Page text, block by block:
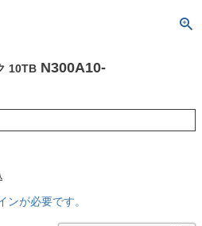
10TB N300A10-
ンが必要です。